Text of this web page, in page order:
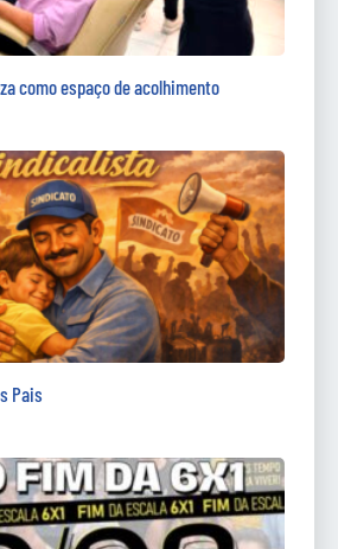
como espaço de acolhimento
Pais